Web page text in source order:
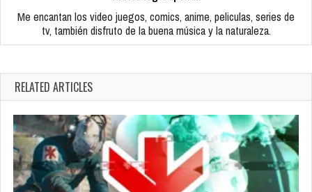
Me encantan los video juegos, comics, anime, peliculas, series de
tv, también disfruto de la buena música y la naturaleza.
RELATED ARTICLES